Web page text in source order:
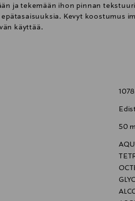
ja tekemään ihon pinnan
Kevyt koostumus
käyttää.
50